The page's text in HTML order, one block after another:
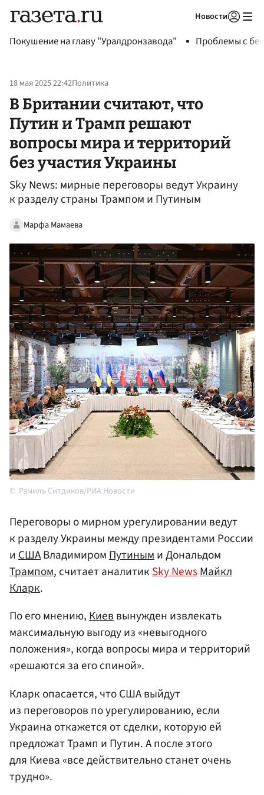
Новости
Покушение на главу "Уралдронзавода" Проблемы с
18 мая 2025 22:42Политика
В Британии считают, что
Путин и Трамп решают
вопросы мира и территорий
без участия Украины
Sky News: мирные переговоры ведут Украину
к разделу страны Трампом и Путиным
Марфа Мамаева
Рамиль Ситдиков/РИА Новости
Переговоры о мирном урегулировании ведут
к разделу Украины между президентами России
иСШАВладимиромПутиными Дональдом
Трампом, считает аналитикSky NewsМайкл
Кларк.
По его мнению,Киеввынужден извлекать
максимальную выгоду из «невыгодного
положения», когда вопросы мира и территорий
«решаются за его спиной».
Кларк опасается, что США выйдут
из переговоров по урегулированию, если
Украина откажется от сделки, которую ей
предложат Трамп и Путин. А после этого
для Киева «все действительно станет очень
трудно».